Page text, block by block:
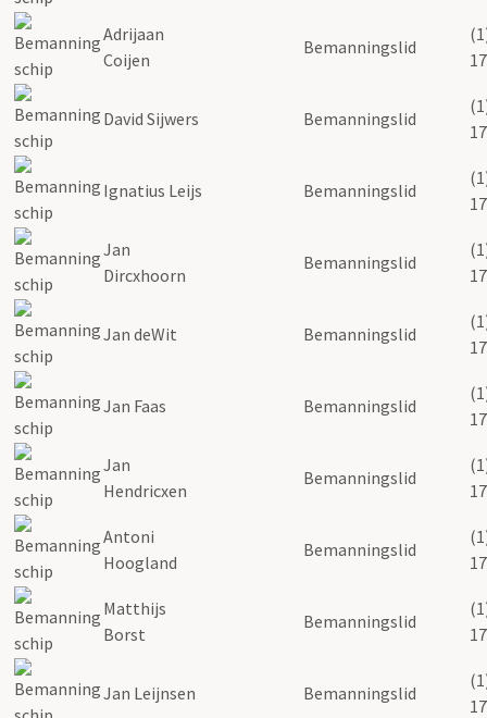
Adrijaan
Coijen
Bemanningslid
David Sijwers Bemanningslid
Ignatius Leijs Bemanningslid
Jan
Dircxhoorn
Bemanningslid
Jan deWit Bemanningslid
Jan Faas Bemanningslid
Jan
Hendricxen
Bemanningslid
Antoni
Hoogland
Bemanningslid
Matthijs
Borst
Bemanningslid
Jan Leijnsen Bemanningslid